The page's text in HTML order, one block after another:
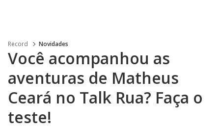
Record Novidades
Você acompanhou as
aventuras de Matheus
Ceará no Talk Rua? Faça o
teste!